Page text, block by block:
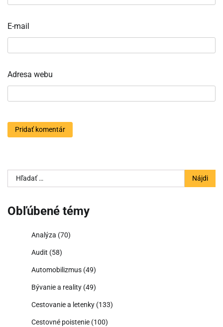
E-mail
Adresa webu
Hľadať:
Obľúbené témy
Analýza (70)
Audit (58)
Automobilizmus (49)
Bývanie a reality (49)
Cestovanie a letenky (133)
Cestovné poistenie (100)